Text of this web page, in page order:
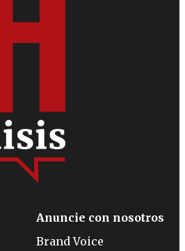
Anuncie con nosotros
Brand Voice